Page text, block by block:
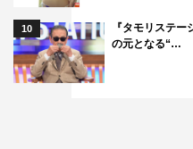
10
『タモリステ
の元となる“…